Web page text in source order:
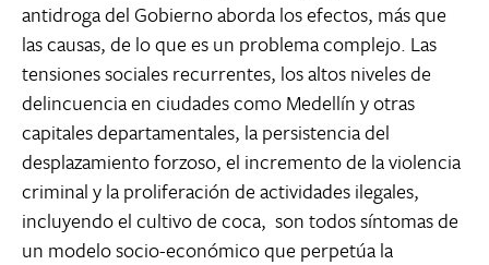
antidroga del Gobierno aborda los efectos, más que
las causas, de lo que es un problema complejo. Las
tensiones sociales recurrentes, los altos niveles de
delincuencia en ciudades como Medellín y otras
capitales departamentales, la persistencia del
desplazamiento forzoso, el incremento de la violencia
criminal y la proliferación de actividades ilegales,
incluyendo el cultivo de coca, son todos síntomas de
un modelo socio-económico que perpetúa la